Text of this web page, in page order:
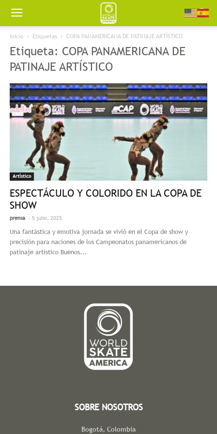
Worldskate
America
Inicio Etiquetas COPA PANAMERICANA DE PATINAJE ARTÍSTICO
Etiqueta: COPA PANAMERICANA DE
PATINAJE ARTÍSTICO
Artístico
ESPECTÁCULO Y COLORIDO EN LA COPA DE
SHOW
prensa - 5 julio, 2025
Una fantástica y emotiva jornada se vivió en el Copa de show y
precisión para naciones de los Campeonatos panamericanos de
patinaje artístico Buenos...
SOBRE NOSOTROS
Bogotá, Colombia